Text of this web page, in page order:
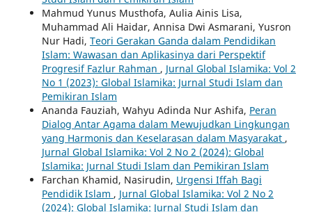
Mahmud Yunus Musthofa, Aulia Ainis Lisa,
Muhammad Ali Haidar, Annisa Dwi Asmarani, Yusron
Nur Hadi, Teori Gerakan Ganda dalam Pendidikan
Islam: Wawasan dan Aplikasinya dari Perspektif
Progresif Fazlur Rahman , Jurnal Global Islamika: Vol 2
No 1 (2023): Global Islamika: Jurnal Studi Islam dan
Pemikiran Islam
Ananda Fauziah, Wahyu Adinda Nur Ashifa, Peran
Dialog Antar Agama dalam Mewujudkan Lingkungan
yang Harmonis dan Keselarasan dalam Masyarakat ,
Jurnal Global Islamika: Vol 2 No 2 (2024): Global
Islamika: Jurnal Studi Islam dan Pemikiran Islam
Farchan Khamid, Nasirudin, Urgensi Iffah Bagi
Pendidik Islam , Jurnal Global Islamika: Vol 2 No 2
(2024): Global Islamika: Jurnal Studi Islam dan